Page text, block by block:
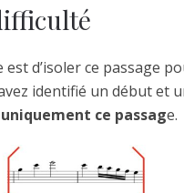
est d’isoler ce passage
identifié un début et
ce passage.